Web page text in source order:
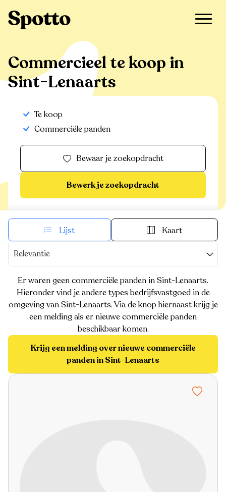
Sint-Lenaarts
Commercieel te koop in
Sint-Lenaarts
Te koop
Commerciële panden
Bewaar je zoekopdracht
Bewerk je zoekopdracht
Lijst Kaart
Relevantie
Er waren geen commerciële panden in Sint-Lenaarts.
Hieronder vind je andere types bedrijfsvastgoed in de
omgeving van Sint-Lenaarts. Via de knop hiernaast krijg je
een melding als er nieuwe commerciële panden
beschikbaar komen.
Krijg een melding over nieuwe commerciële
panden in Sint-Lenaarts